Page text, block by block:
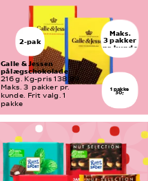
1 pakke
30,-
Galle & Jessen
pålægschokolade
216 g. Kg-pris 138,89.
Maks. 3  pakker pr.
kunde. Frit valg. 1
pakke
2-pak
Maks.
3 pakker
pr. kunde